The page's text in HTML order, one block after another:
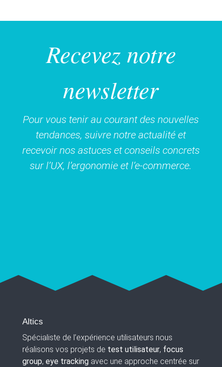
Recevez notre
newsletter
Pour vous tenir au courant des nouvelles
tendances, suivre notre actualité et
recevoir nos astuces et conseils concrets
sur l’UX, l’ergonomie et l’e-commerce.
Altics
Spécialiste de l’expérience utilisateurs nous
réalisons vos projets de test utilisateur, focus
group, eye trackingavec une approche centrée sur